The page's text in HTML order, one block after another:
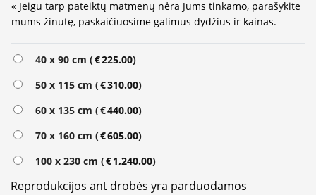
« Jeigu tarp pateiktų matmenų nėra Jums tinkamo, parašykite
mums žinutę, paskaičiuosime galimus dydžius ir kainas.
40 x 90 cm (€225.00)
50 x 115 cm (€310.00)
60 x 135 cm (€440.00)
70 x 160 cm (€605.00)
100 x 230 cm (€1,240.00)
Reprodukcijos ant drobės yra parduodamos
Alternative: